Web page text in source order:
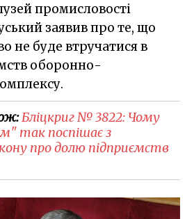
промисловості
заявив про те, що
не буде втручатися в
оборонно-
Бліцкриг № 3822: Чому
так поспішає з
про долю підприємств